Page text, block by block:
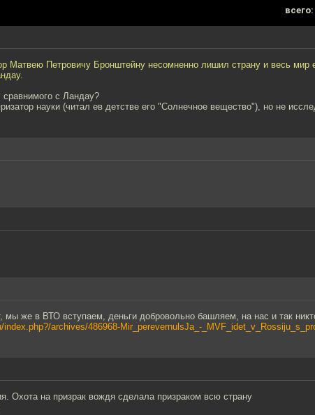
всего:
Матвею Петровичу Бронштейну несомненно лишил страну и весь мир
с Ландау?
науки (читал ев детстве его "Солнечное вещество"), но не
мы же в ВТО вступаем, деньги добровольно башляем, на нас и так
index.php?/archives/486968-Mir_perevernulsJa_-
Охота на призрак вождя сделала призраком всю страну